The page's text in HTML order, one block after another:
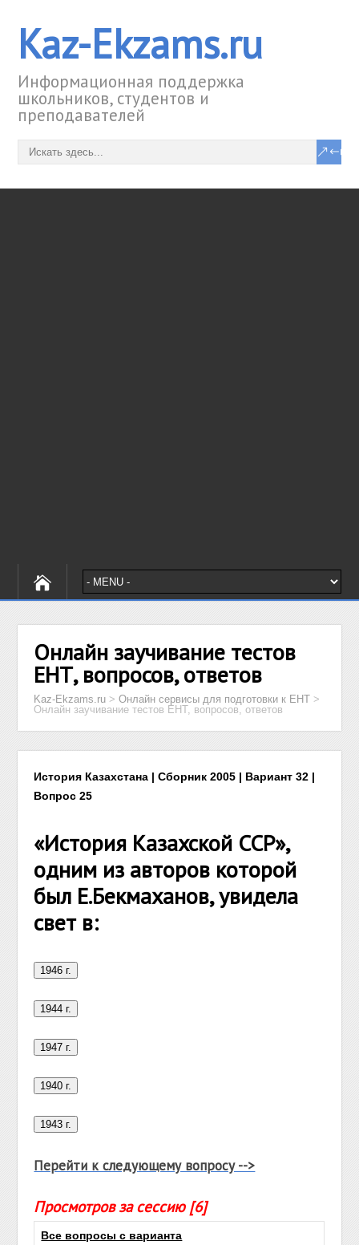
Kaz-Ekzams.ru
Информационная поддержка
школьников, студентов и
преподавателей
Онлайн заучивание тестов
ЕНТ, вопросов, ответов
Kaz-Ekzams.ru >Онлайн сервисы для подготовки к ЕНТ >
Онлайн заучивание тестов ЕНТ, вопросов, ответов
История Казахстана | Сборник 2005 | Вариант 32 |
Вопрос 25
«История Казахской ССР»,
одним из авторов которой
был Е.Бекмаханов, увидела
свет в:
Перейти к следующему вопросу -->
Просмотров за сессию [6]
Все вопросы с варианта